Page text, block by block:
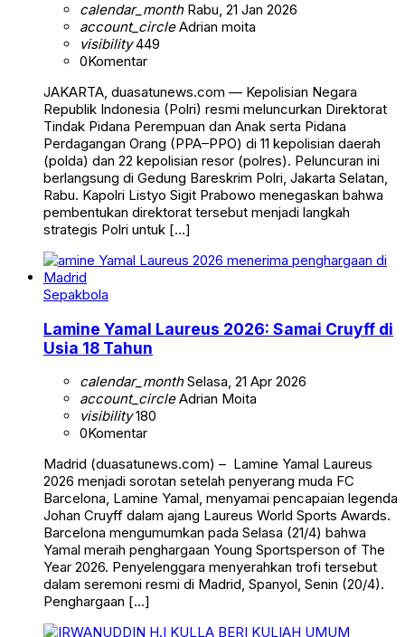
calendar_monthRabu, 21 Jan 2026
account_circleAdrian moita
visibility449
0Komentar
JAKARTA, duasatunews.com — Kepolisian Negara
Republik Indonesia (Polri) resmi meluncurkan Direktorat
Tindak Pidana Perempuan dan Anak serta Pidana
Perdagangan Orang (PPA–PPO) di 11 kepolisian daerah
(polda) dan 22 kepolisian resor (polres). Peluncuran ini
berlangsung di Gedung Bareskrim Polri, Jakarta Selatan,
Rabu. Kapolri Listyo Sigit Prabowo menegaskan bahwa
pembentukan direktorat tersebut menjadi langkah
strategis Polri untuk […]
Sepakbola
Lamine Yamal Laureus 2026: Samai Cruyff di
Usia 18 Tahun
calendar_monthSelasa, 21 Apr 2026
account_circleAdrian Moita
visibility180
0Komentar
Madrid (duasatunews.com) – Lamine Yamal Laureus
2026 menjadi sorotan setelah penyerang muda FC
Barcelona, Lamine Yamal, menyamai pencapaian legenda
Johan Cruyff dalam ajang Laureus World Sports Awards.
Barcelona mengumumkan pada Selasa (21/4) bahwa
Yamal meraih penghargaan Young Sportsperson of The
Year 2026. Penyelenggara menyerahkan trofi tersebut
dalam seremoni resmi di Madrid, Spanyol, Senin (20/4).
Penghargaan […]